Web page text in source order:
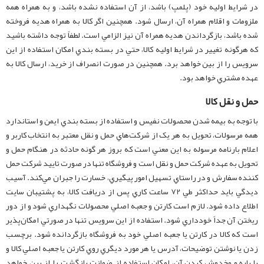
در شرايط اوليه خود (پلمپ) باشد، از آن استفاده نشده باشد، و به همراه همه
ملزومات و اقلام همراه آن، ارسال شود. همچنين اگر کالا به‌ همراه هديه فروخته
شده باشد، بازگرداندن هديه همراه آن نيز الزامي است. لطفاً توجه داشته باشيد
که هرگونه تغيير در شرايط اوليه کالا، حتي در بسته بندي امکان استفاده از اين
سرويس را از بين خواهد برد. همچنين در صورت انصراف از خريد، ارسال کالا به
عهده مشتري خواهد بود.
حمل و نقل کالا
با توجه به بيمه شدن محصولات نفيس و استفاده از بسته بندي ايمن و استاندارد
همه مرسولات، تحويل به هر يک از شرکت‏‏‌هاي حمل و نقل معتبر به انتخاب کاربر و
اعلام بارنامه مرسوله به اين معني است که بروز هر گونه حادثه در هنگام حمل و
تحويل به عهده شرکت حمل و نقل است و فروشگاه تنها در صورت تاييد شرکت حمل
کننده سفارش و در راستاي تسهيل امور پيگيري، خسارت را جبران مي‌‏کند. آسيب‏‏
ديدگي بايد حداکثر طي 72 ساعت کاري پس از دريافت کالا، به پشتيبان سايت
اطلاع داده شود. لازم است کارتن و جعبه اصلي محصولات نگهداري شود و از دور
ريختن آن جداً خودداري شود. استفاده از اين سرويس تنها در صورتي امکان‌پذير
است که کالا در کارتن يا جعبه اصلي خود به فروشگاه بازگردانده شود. برچسب
زدن يا نوشتن توضيحات، آدرس يا هر مورد ديگري روي کارتن يا جعبه اصلي کالا و